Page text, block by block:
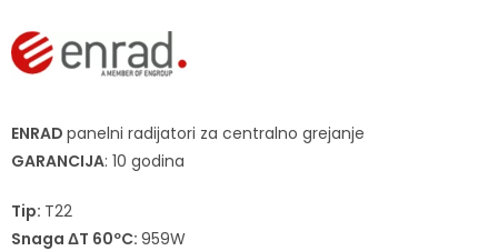
ENRAD panelni radijatori za centralno grejanje
GARANCIJA: 10 godina
Tip: T22
Snaga ΔT 60ºC: 959W